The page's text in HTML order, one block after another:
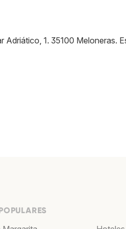
Adriático, 1. 35100 Meloneras.